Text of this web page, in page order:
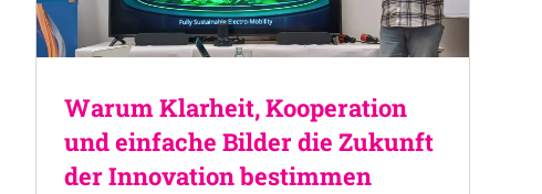
Warum Klarheit, Kooperation
und einfache Bilder die Zukunft
der Innovation bestimmen